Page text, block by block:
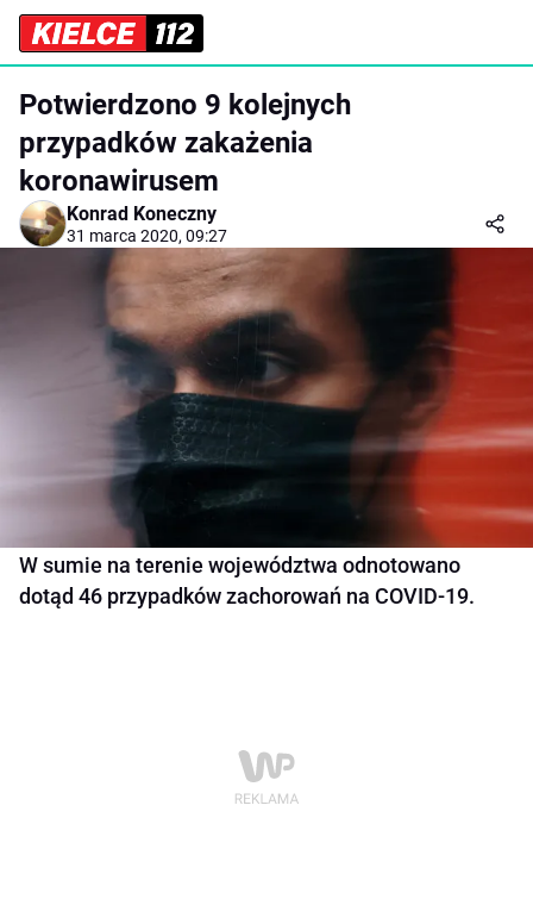
Potwierdzono 9 kolejnych
przypadków zakażenia
koronawirusem
Konrad Koneczny
31 marca 2020, 09:27
W sumie na terenie województwa odnotowano
dotąd 46 przypadków zachorowań na COVID-19.